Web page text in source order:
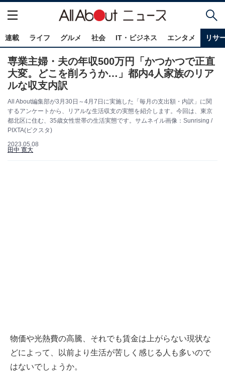
連載 ライフ グルメ 社会 IT・ビジネス エンタメ リサ
専業主婦・夫の年収500万円「かつかつで正直
大変。どこを削ろうか…」都内4人家族のリア
ルな収支内訳
All About編集部が3月30日～4月7日に実施した「毎月の支出額・内訳」に関
するアンケートから、リアルな生活収支の実態を紹介します。今回は、東京
都北区に住む、35歳女性世帯の生活実態です。サムネイル画像：Sunrising /
PIXTA(ピクスタ)
2023.05.08
田中 寛大
物価や光熱費の高騰、それでも賃金は上がらない現状な
どによって、以前より生活が苦しく感じる人も多いので
はないでしょうか。